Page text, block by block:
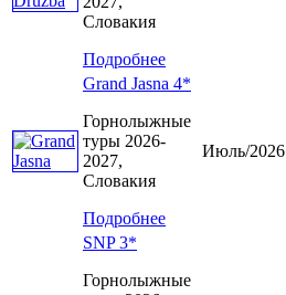
Словакия
Подробнее
Grand Jasna 4*
Горнолыжные
туры 2026-
2027,
Словакия
Подробнее
Июль/2026
SNP 3*
Горнолыжные